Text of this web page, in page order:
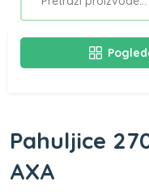
Pahuljice
AXA